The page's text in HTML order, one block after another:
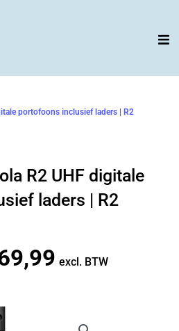
portofoons inclusief laders | R2
R2 UHF digitale
laders | R2
Huidige
excl. BTW